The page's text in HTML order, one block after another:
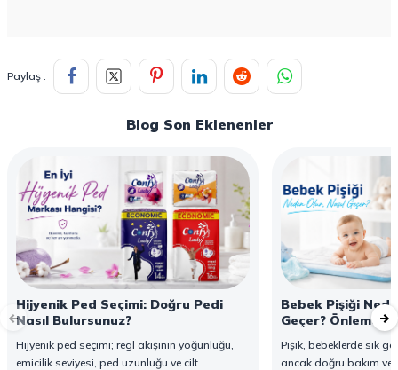
Paylaş :
Blog Son Eklenenler
Hijyenik Ped Seçimi: Doğru Pedi
Nasıl Bulursunuz?
Hijyenik ped seçimi; regl akışının yoğunluğu,
emicilik seviyesi, ped uzunluğu ve cilt
Bebek Pişiği
Geçer? Önleme
Pişik, bebeklerde sık
ancak doğru bakım ve